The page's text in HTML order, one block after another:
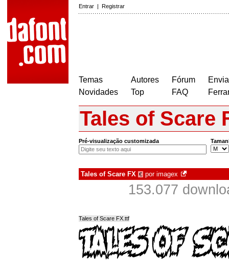
Entrar | Registrar
Temas
Novidades
Autores
Top
Fórum
FAQ
Tales of Scare
Pré-visualização customizada
Tales of Scare FX € por imagex
153.077
Tales of Scare FX.ttf